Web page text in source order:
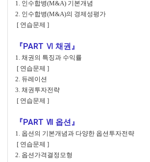
1. 인수합병(M&A) 기본개념
2. 인수합병(M&A)의 경제성평가
[ 연습문제 ]
『PART Ⅵ 채권』
1. 채권의 특징과 수익률
[ 연습문제 ]
2. 듀레이션
3. 채권투자전략
[ 연습문제 ]
『PART Ⅶ 옵션』
1. 옵션의 기본개념과 다양한 옵션투자전략
[ 연습문제 ]
2. 옵션가격결정모형